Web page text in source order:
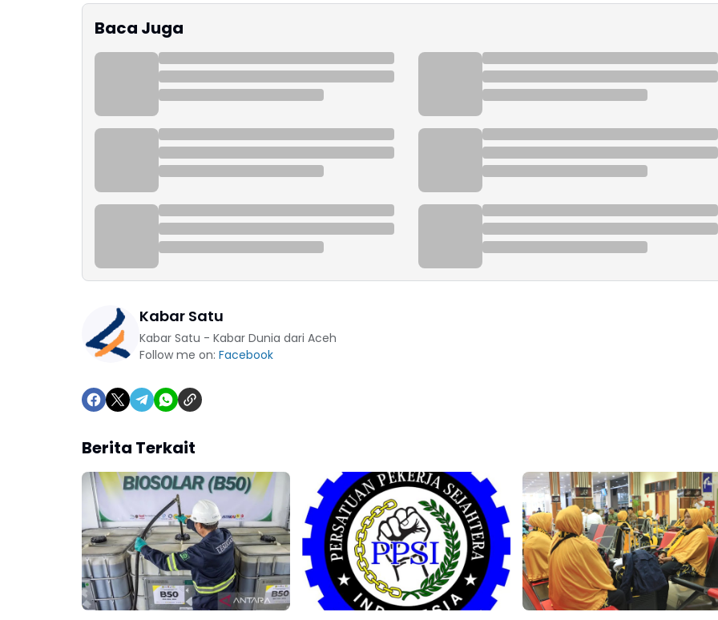
Baca Juga
Kabar Satu
Kabar Satu - Kabar Dunia dari Aceh
Follow me on: Facebook
Berita Terkait